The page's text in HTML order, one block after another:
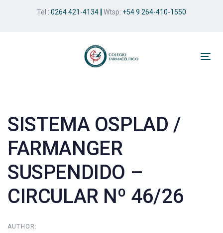
Tel.: 0264 421-4134 Wtsp: +54 9 264-410-1550
SISTEMA OSPLAD /
FARMANGER
SUSPENDIDO –
CIRCULAR Nº 46/26
AUTHOR:
navigation